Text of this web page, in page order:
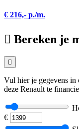
€ 216,- p./m.
Bereken je
Vul hier je gegevens in
deze Renault te
€